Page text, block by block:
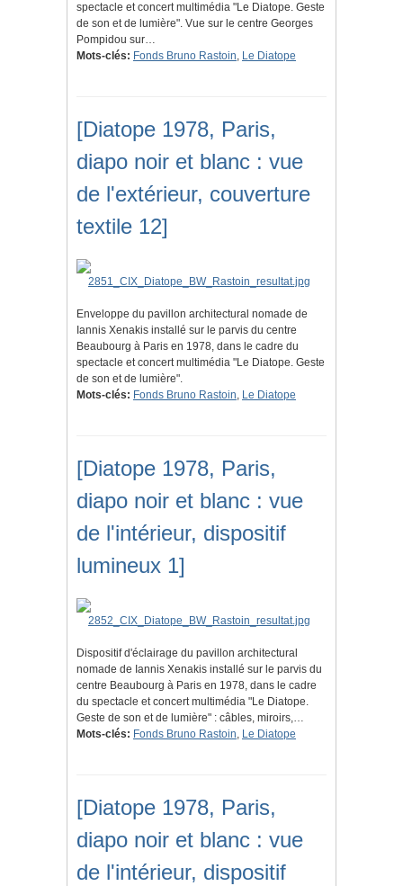
spectacle et concert multimédia "Le Diatope. Geste
de son et de lumière". Vue sur le centre Georges
Pompidou sur…
Mots-clés: Fonds Bruno Rastoin, Le Diatope
[Diatope 1978, Paris,
diapo noir et blanc : vue
de l'extérieur, couverture
textile 12]
Enveloppe du pavillon architectural nomade de
Iannis Xenakis installé sur le parvis du centre
Beaubourg à Paris en 1978, dans le cadre du
spectacle et concert multimédia "Le Diatope. Geste
de son et de lumière".
Mots-clés: Fonds Bruno Rastoin, Le Diatope
[Diatope 1978, Paris,
diapo noir et blanc : vue
de l'intérieur, dispositif
lumineux 1]
Dispositif d'éclairage du pavillon architectural
nomade de Iannis Xenakis installé sur le parvis du
centre Beaubourg à Paris en 1978, dans le cadre
du spectacle et concert multimédia "Le Diatope.
Geste de son et de lumière" : câbles, miroirs,…
Mots-clés: Fonds Bruno Rastoin, Le Diatope
[Diatope 1978, Paris,
diapo noir et blanc : vue
de l'intérieur, dispositif